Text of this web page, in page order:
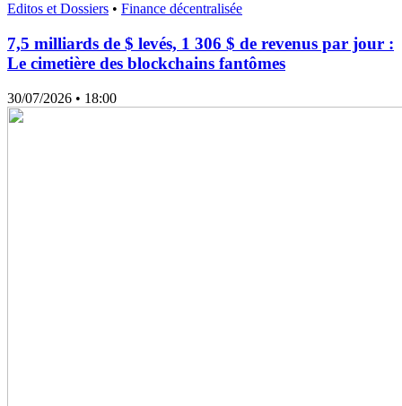
Editos et Dossiers • Finance décentralisée
7,5 milliards de $ levés, 1 306 $ de revenus par jour :
Le cimetière des blockchains fantômes
30/07/2026 • 18:00